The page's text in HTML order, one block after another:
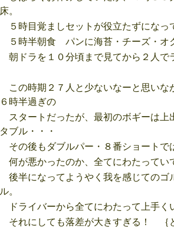
床。
５時目覚ましセットが役立たずになっ
５時半朝食 パンに海苔・チーズ・オ
朝ドラを１０分頃まで見てから２人で
この時期２７人と少ないなーと思いな
６時半過ぎの
スタートだったが、最初のボギーは上
タブル・・・
その後もダブルパー・８番ショート
何が悪かったのか、全てにわたってい
後半になってようやく我を感じてのゴ
ル。
ドライバーから全てにわたって上手く
それにしても落差が大きすぎる！ ｛